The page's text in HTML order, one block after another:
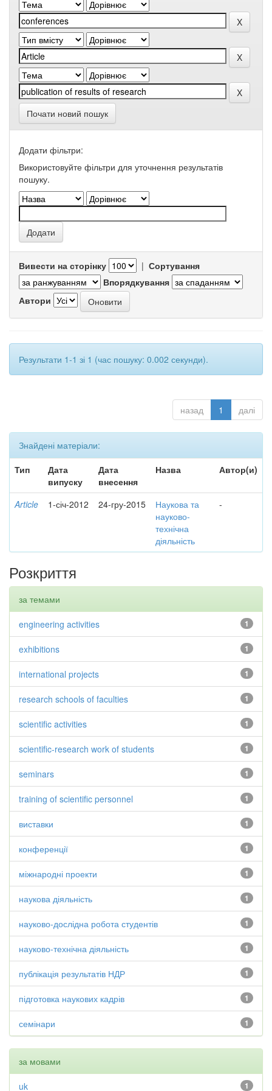
Почати новий пошук
Додати фільтри:
Використовуйте фільтри для уточнення результатів
пошуку.
Вивести на сторінку | Сортування
Впорядкування
Автори
Результати 1-1 зі 1 (час пошуку: 0.002 секунди).
назад 1 далі
Знайдені матеріали:
Тип
Дата
випуску
Дата
внесення
Назва Автор(и)
Article 1-січ-2012 24-гру-2015
Наукова та
науково-
технічна
діяльність
-
Розкриття
за темами
1
engineering activities
1
exhibitions
1
international projects
1
research schools of faculties
1
scientific activities
1
scientific-research work of students
1
seminars
1
training of scientific personnel
1
виставки
1
конференції
1
міжнародні проекти
1
наукова діяльність
1
науково-дослідна робота студентів
1
науково-технічна діяльність
1
публікація результатів НДР
1
підготовка наукових кадрів
1
семінари
за мовами
1
uk